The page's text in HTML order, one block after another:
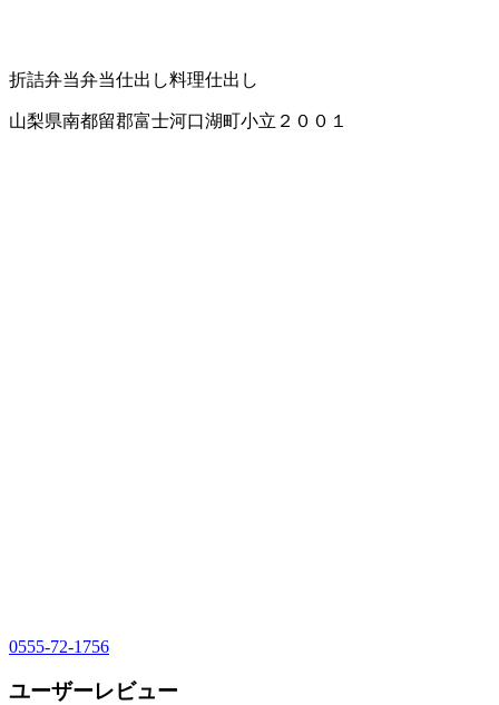
折詰弁当弁当仕出し料理仕出し
山梨県南都留郡富士河口湖町小立２００１
0555-72-1756
ユーザーレビュー